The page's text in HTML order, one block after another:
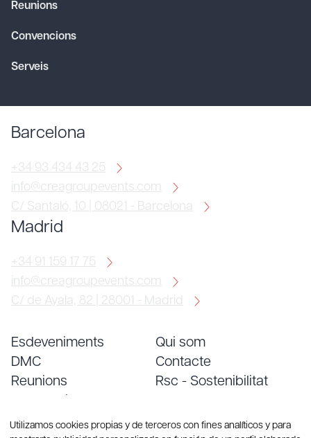
Reunions
Convencions
Serveis
Barcelona
+34 93 434 43 25
info@creagroupevents.com
C/ Santaló, 10 | 08021 - Barcelona
Madrid
+34 91 159 17 75
info@creagroupevents.com
C/ de Ayala, 82 | 28001 - Madrid
Esdeveniments
DMC
Reunions
Serveis
Qui som
Contacte
Rsc - Sostenibilitat
Blog
Utilizamos cookies propias y de terceros con fines analíticos y para